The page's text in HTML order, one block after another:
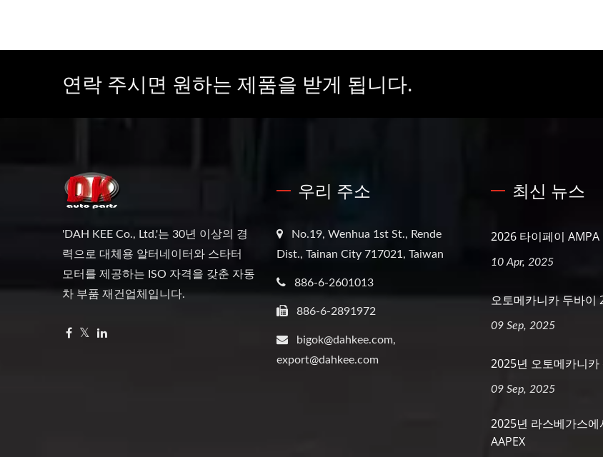
연락 주시면 원하는 제품을 받게 됩니다.
'DAH KEE Co., Ltd.'는 30년 이상의 경
력으로 대체용 알터네이터와 스타터
모터를 제공하는 ISO 자격을 갖춘 자동
차 부품 재건업체입니다.
우리 주소
No.19, Wenhua 1st St., Rende
Dist., Tainan City 717021, Taiwan
886-6-2601013
886-6-2891972
bigok@dahkee.com,
export@dahkee.com
최신 뉴스
2026 타이페이 AMPA
10 Apr, 2025
오토메카니카 두바이
09 Sep, 2025
2025년 오토메카니카
09 Sep, 2025
2025년 라스베가스에
AAPEX